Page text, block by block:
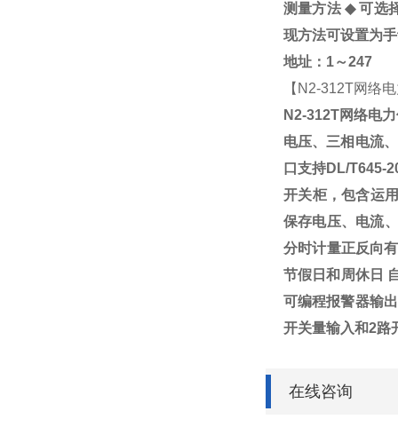
测量方法 ◆ 可选
现方法可设置为
地址： 1～247
【 N2-312T网络
N2-312T网络电
电压、三相电流
口支持DL/T645-
开关柜，包含运
保存电压、电流
分时计量正反向
节假日和周休日
可编程报警器输
开关量输入和2路
在线咨询